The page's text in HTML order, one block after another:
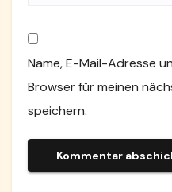
Name, E-Mail-Adresse
Browser für meinen
speichern.